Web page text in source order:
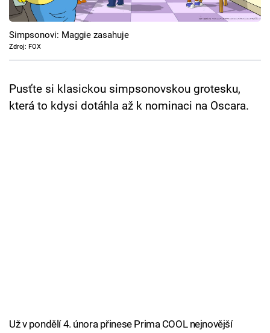
Cool Esport
Pořady
Sledujte prima+
Simpsonovi: Maggie zasahuje
Zdroj: FOX
Pusťte si klasickou simpsonovskou grotesku,
která to kdysi dotáhla až k nominaci na Oscara.
Už v pondělí 4. února přinese Prima COOL nejnovější